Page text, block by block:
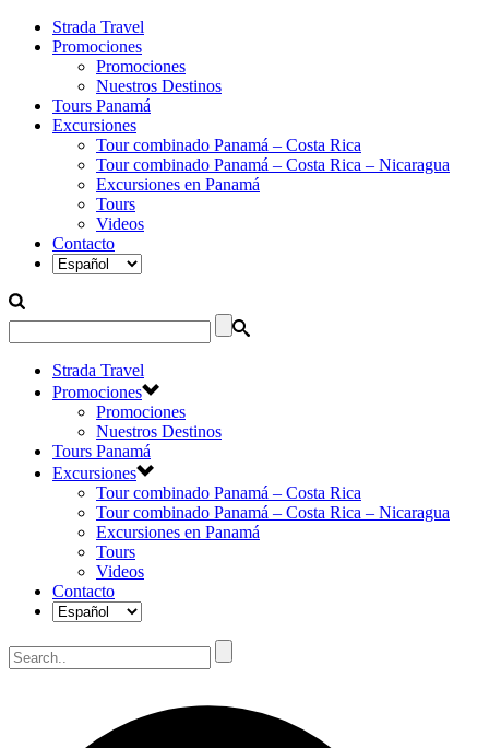
Strada Travel
Promociones
Promociones
Nuestros Destinos
Tours Panamá
Excursiones
Tour combinado Panamá – Costa Rica
Tour combinado Panamá – Costa Rica – Nicaragua
Excursiones en Panamá
Tours
Videos
Contacto
Strada Travel
Promociones
Promociones
Nuestros Destinos
Tours Panamá
Excursiones
Tour combinado Panamá – Costa Rica
Tour combinado Panamá – Costa Rica – Nicaragua
Excursiones en Panamá
Tours
Videos
Contacto